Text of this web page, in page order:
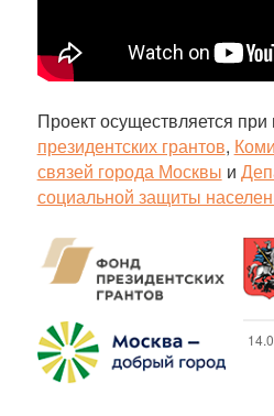
Проект осуществляется
президентских грантов,
связей города Москвы и
социальной защиты
Н